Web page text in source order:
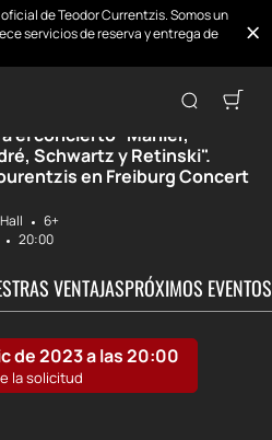
de Teodor Currentzis. Somos un
servicios de reserva y entrega de
"Mahle...
el concierto "Mahler,
Schwartz y Retinski".
en Freiburg Concert
6+
20:00
VENTAJASPRÓXIMOS EVENTOS